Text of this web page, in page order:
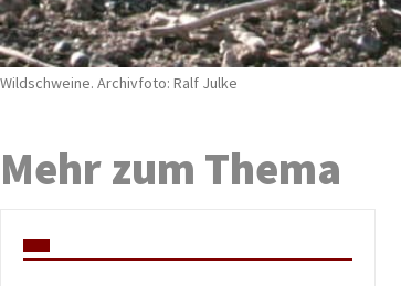
Wildschweine. Archivfoto: Ralf Julke
Mehr zum Thema